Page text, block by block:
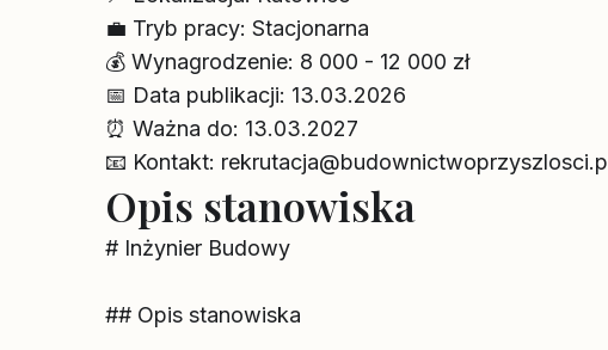
💼 Tryb pracy: Stacjonarna
💰 Wynagrodzenie: 8 000 - 12 000 zł
📅 Data publikacji: 13.03.2026
⏰ Ważna do: 13.03.2027
📧 Kontakt:
Opis stanowiska
# Inżynier Budowy
## Opis stanowiska